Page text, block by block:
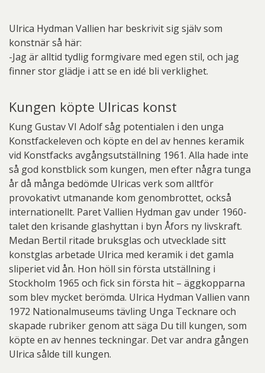
Ulrica Hydman Vallien har beskrivit sig själv som
konstnär så här:
-Jag är alltid tydlig formgivare med egen stil, och jag
finner stor glädje i att se en idé bli verklighet.
Kungen köpte Ulricas konst
Kung Gustav VI Adolf såg potentialen i den unga
Konstfackeleven och köpte en del av hennes keramik
vid Konstfacks avgångsutställning 1961. Alla hade inte
så god konstblick som kungen, men efter några tunga
år då många bedömde Ulricas verk som alltför
provokativt utmanande kom genombrottet, också
internationellt. Paret Vallien Hydman gav under 1960-
talet den krisande glashyttan i byn Åfors ny livskraft.
Medan Bertil ritade bruksglas och utvecklade sitt
konstglas arbetade Ulrica med keramik i det gamla
sliperiet vid ån. Hon höll sin första utställning i
Stockholm 1965 och fick sin första hit – äggkopparna
som blev mycket berömda. Ulrica Hydman Vallien vann
1972 Nationalmuseums tävling Unga Tecknare och
skapade rubriker genom att säga Du till kungen, som
köpte en av hennes teckningar. Det var andra gången
Ulrica sålde till kungen.